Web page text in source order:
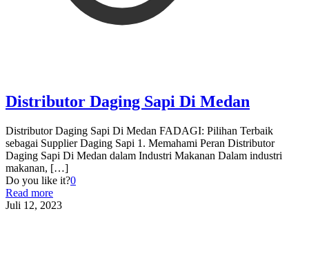
Distributor Daging Sapi Di Medan
Distributor Daging Sapi Di Medan FADAGI: Pilihan Terbaik
sebagai Supplier Daging Sapi 1. Memahami Peran Distributor
Daging Sapi Di Medan dalam Industri Makanan Dalam industri
makanan, […]
Do you like it?0
Read more
Juli 12, 2023